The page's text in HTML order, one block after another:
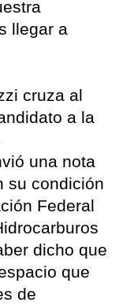
llegar a
cruza al
a la
una nota
su condición
Federal
dicho que
que
de